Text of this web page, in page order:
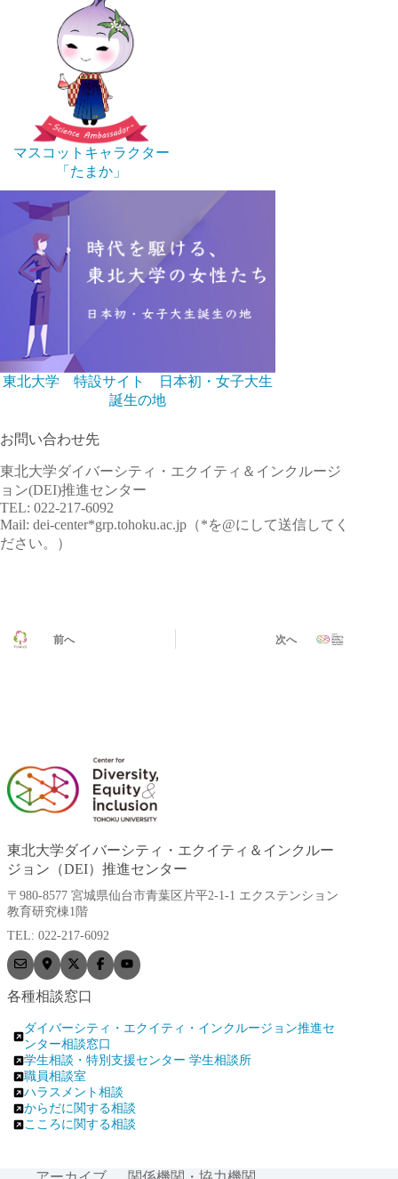
マスコットキャラクター
「たまか」
東北大学 特設サイト 日本初・女子大生
誕生の地
お問い合わせ先
東北大学ダイバーシティ・エクイティ＆インクルージ
ョン(DEI)推進センター
TEL: 022-217-6092
Mail: dei-center*grp.tohoku.ac.jp（*を@にして送信してく
ださい。）
前へ 次へ
東北大学ダイバーシティ・エクイティ＆インクルー
ジョン（DEI）推進センター
〒980-8577 宮城県仙台市青葉区片平2-1-1 エクステンション
教育研究棟1階
TEL: 022-217-6092
各種相談窓口
ダイバーシティ・エクイティ・インクルージョン推進セ
ンター相談窓口
学生相談・特別支援センター 学生相談所
職員相談室
ハラスメント相談
からだに関する相談
こころに関する相談